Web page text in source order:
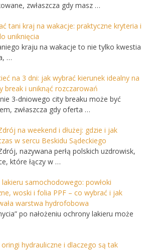
zwłaszcza gdy masz …
tani kraj na wakacje: praktyczne kryteria i
uniknięcia
kraju na wakacje to nie tylko kwestia
…
na 3 dni: jak wybrać kierunek idealny na
break i uniknąć rozczarowań
3-dniowego city breaku może być
zwłaszcza gdy oferta …
na weekend i dłużej: gdzie i jak
w sercu Beskidu Sądeckiego
nazywana perłą polskich uzdrowisk,
które łączy w …
samochodowego: powłoki
woski i folia PPF – co wybrać i jak
warstwa hydrofobowa
po nałożeniu ochrony lakieru może
hydrauliczne i dlaczego są tak